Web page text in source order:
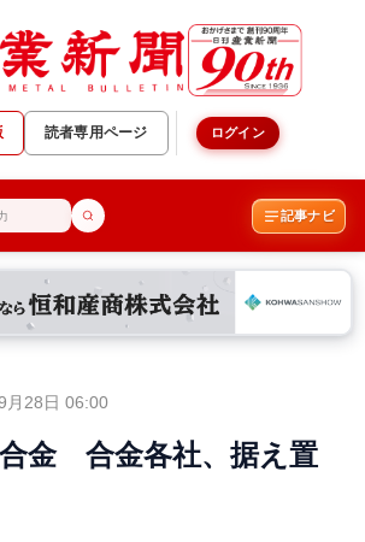
読者専用ページ ログイン
記事ナビ
月28日 06:00
金 合金各社、据え置